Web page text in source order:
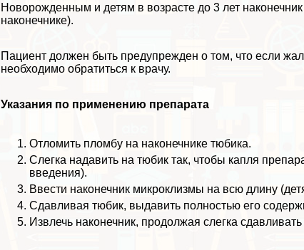
Новорожденным и детям в возрасте до 3 лет
наконечнике).
Пациент должен быть предупрежден о том, что если
необходимо обратиться к врачу.
Указания по применению препарата
Отломить пломбу на наконечнике тюбика.
Слегка надавить на тюбик так, чтобы капля
введения).
Ввести наконечник микроклизмы на всю длину
Сдавливая тюбик, выдавить полностью его
Извлечь наконечник, продолжая слегка